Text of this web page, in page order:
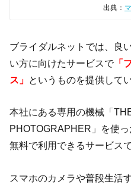
出典：
ブライダルネットでは、良
い方に向けたサービスで「
ス」 というものを提供して
本社にある専用の機械「
PHOTOGRAPHER」を使
無料で利用できるサービスで
スマホのカメラや普段生活